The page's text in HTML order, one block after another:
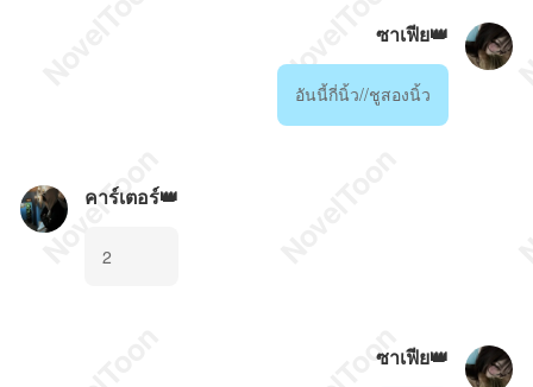
ซาเฟีย👑
อันนี้กี่นิ้ว//ชูสองนิ้ว
คาร์เตอร์👑
2
ซาเฟีย👑